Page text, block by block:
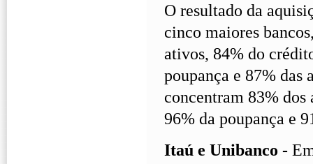
O resultado da
cinco maiores
ativos, 84% do
poupança e 87% das
concentram 83%
96% da poupança e
Itaú e Unibanco -